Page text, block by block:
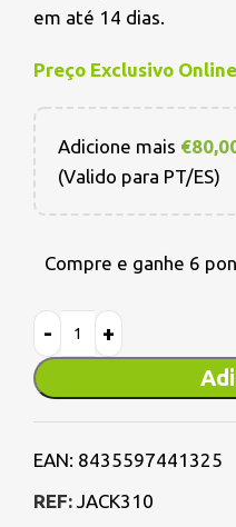
em até 14 dias.
Preço Exclusivo Online
Adicione mais €
(Valido para PT/ES)
Compre e ganhe 6
EAN: 8435597441325
REF: JACK310